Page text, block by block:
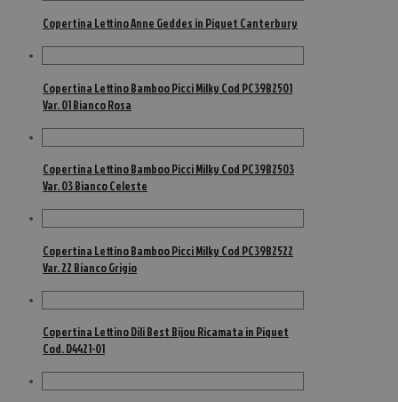
Copertina Lettino Anne Geddes in Piquet Canterbury
Copertina Lettino Bamboo Picci Milky Cod PC39B2501
Var. 01 Bianco Rosa
Copertina Lettino Bamboo Picci Milky Cod PC39B2503
Var. 03 Bianco Celeste
Copertina Lettino Bamboo Picci Milky Cod PC39B2522
Var. 22 Bianco Grigio
Copertina Lettino Dili Best Bijou Ricamata in Piquet
Cod. D4421-01